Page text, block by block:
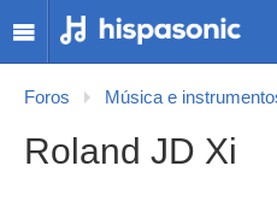
Foros Música e
Roland JD Xi